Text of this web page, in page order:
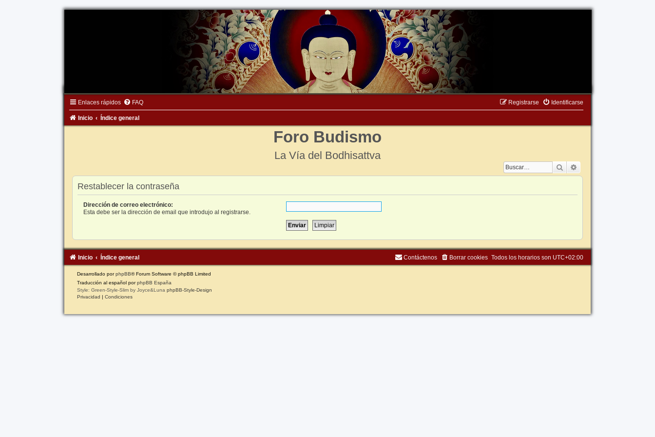
Enlaces rápidos FAQ Identificarse
Registrarse
Inicio Índice general
Foro Budismo
La Vía del Bodhisattva
Buscar
Restablecer la contraseña
Dirección de correo electrónico:
Esta debe ser la dirección de email que introdujo al registrarse.
Inicio Índice general Todos los horarios son UTC+02:00
Borrar cookies
Contáctenos
Desarrollado porphpBB® Forum Software © phpBB Limited
Traducción al español porphpBB España
Style: Green-Style-Slim by Joyce&Luna phpBB-Style-Design
Privacidad | Condiciones